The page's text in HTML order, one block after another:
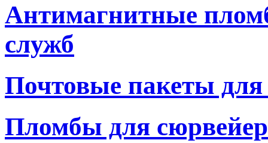
Антимагнитные
служб
Почтовые пакеты
Пломбы для